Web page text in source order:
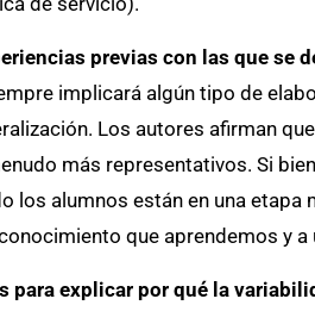
previas con las que se
implicará algún tipo de
Los autores afirman
más representativos. Si
los alumnos están en una
que aprendemos y
explicar por qué la